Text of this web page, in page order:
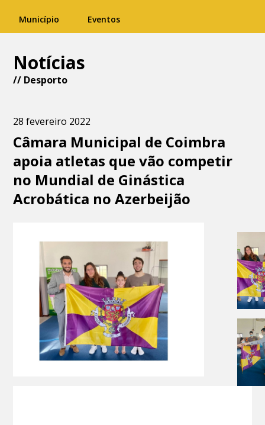
Município Eventos
Notícias
// Desporto
28 fevereiro 2022
Câmara Municipal de Coimbra
apoia atletas que vão competir
no Mundial de Ginástica
Acrobática no Azerbeijão